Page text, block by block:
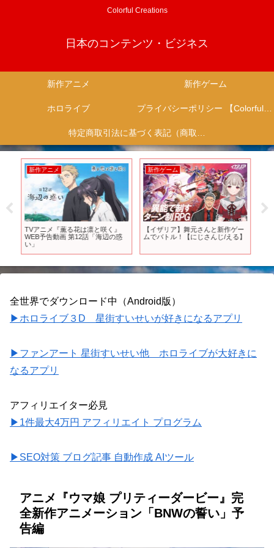
Colorful Creations
日本のコンテンツ・ビジネス
新作アニメ 新作ゲーム
ホロライブ プライバシーポリシー 【Colorful Creation】
特定商取引法に基づく表記（商取引に関する開示）
新作アニメ
TVアニメ『薫る花は凛と咲く』
WEB予告動画 第12話「海辺の惑
い」
新作ゲーム
【イザリア】舞元さんと新作ゲー
ムでバトル！【にじさんじ/える】
全世界でダウンロード中（Android版）
▶ホロライブ３D 星街すいせいが好きになるアプリ
▶ファンアート 星街すいせい他 ホロライブが大好きに
なるアプリ
アフィリエイター必見
▶1件最大4万円 アフィリエイト プログラム
▶SEO対策 ブログ記事 自動作成 AIツール
アニメ『ウマ娘 プリティーダービー』完
全新作アニメーション「BNWの誓い」予
告編